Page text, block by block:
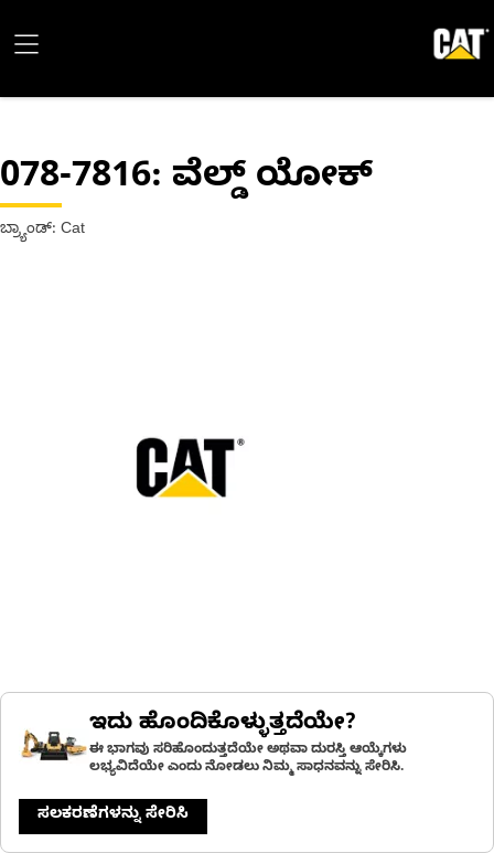
078-7816: ವೆಲ್ಡ್ ಯೋಕ್
ಬ್ರ್ಯಾಂಡ್: Cat
ಇದು ಹೊಂದಿಕೊಳ್ಳುತ್ತದೆಯೇ?
ಈ ಭಾಗವು ಸರಿಹೊಂದುತ್ತದೆಯೇ ಅಥವಾ ದುರಸ್ತಿ ಆಯ್ಕೆಗಳು
ಲಭ್ಯವಿದೆಯೇ ಎಂದು ನೋಡಲು ನಿಮ್ಮ ಸಾಧನವನ್ನು ಸೇರಿಸಿ.
ಸಲಕರಣೆಗಳನ್ನು ಸೇರಿಸಿ